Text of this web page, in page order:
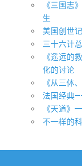
《三国志
生
美国创世
三十六计
《遥远的
化的讨论
《从三体
法国经典
《天道》
不一样的